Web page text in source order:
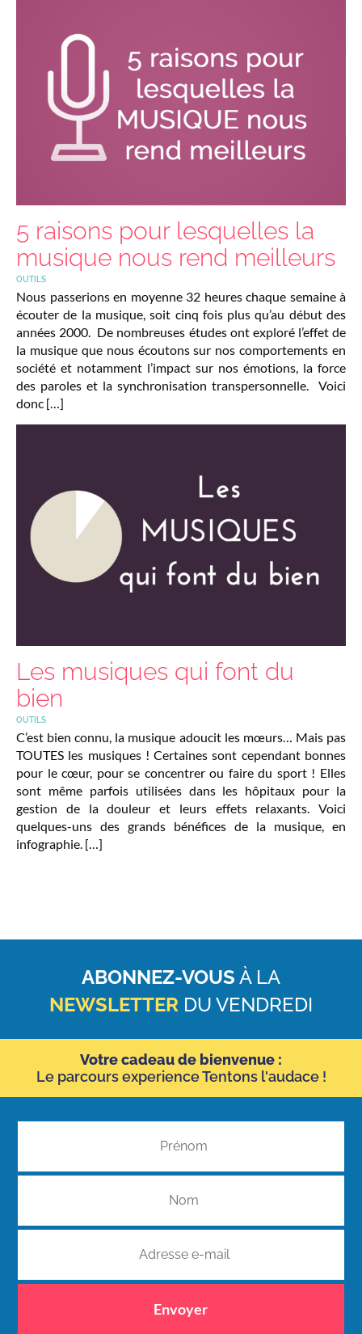
5 raisons pour lesquelles la
musique nous rend meilleurs
OUTILS
Nous passerions en moyenne 32 heures chaque semaine à
écouter de la musique, soit cinq fois plus qu’au début des
années 2000. De nombreuses études ont exploré l’effet de
la musique que nous écoutons sur nos comportements en
société et notamment l’impact sur nos émotions, la force
des paroles et la synchronisation transpersonnelle. Voici
donc […]
Les musiques qui font du
bien
OUTILS
C’est bien connu, la musique adoucit les mœurs… Mais pas
TOUTES les musiques ! Certaines sont cependant bonnes
pour le cœur, pour se concentrer ou faire du sport ! Elles
sont même parfois utilisées dans les hôpitaux pour la
gestion de la douleur et leurs effets relaxants. Voici
quelques-uns des grands bénéfices de la musique, en
infographie. […]
ABONNEZ-VOUS À LA
NEWSLETTER DU VENDREDI
Votre cadeau de bienvenue :
Le parcours experience Tentons l'audace !
Envoyer